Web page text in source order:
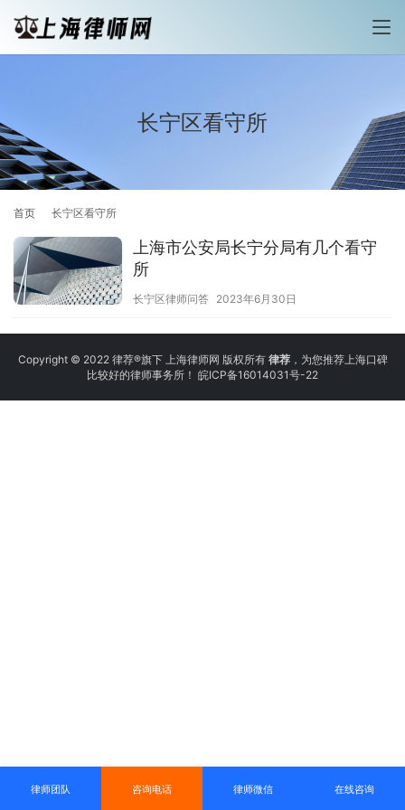
长宁区看守所
首页 长宁区看守所
上海市公安局长宁分局有几个看守
所
长宁区律师问答 2023年6月30日
Copyright © 2022 律荐®旗下 上海律师网 版权所有 律荐，为您推荐上海口碑
比较好的律师事务所！ 皖ICP备16014031号-22
律师团队 咨询电话 律师微信 在线咨询